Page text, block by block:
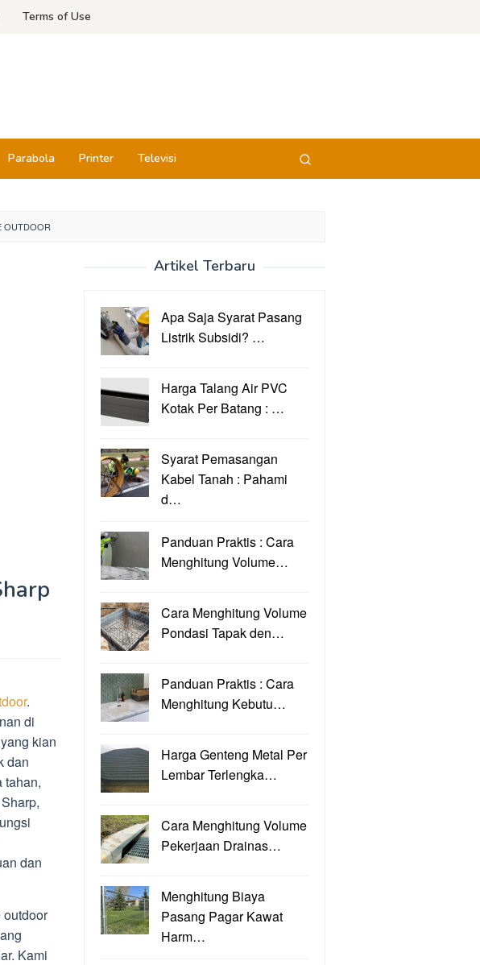
Terms of Use
Parabola Printer Televisi
OUTDOOR
.
di
kian
dan
tahan,
dan
outdoor
Kami
Artikel Terbaru
Apa Saja Syarat Pasang
Listrik Subsidi? …
Harga Talang Air PVC
Kotak Per Batang : …
Syarat Pemasangan
Kabel Tanah : Pahami
d…
Panduan Praktis : Cara
Menghitung Volume…
Cara Menghitung Volume
Pondasi Tapak den…
Panduan Praktis : Cara
Menghitung Kebutu…
Harga Genteng Metal Per
Lembar Terlengka…
Cara Menghitung Volume
Pekerjaan Drainas…
Menghitung Biaya
Pasang Pagar Kawat
Harm…